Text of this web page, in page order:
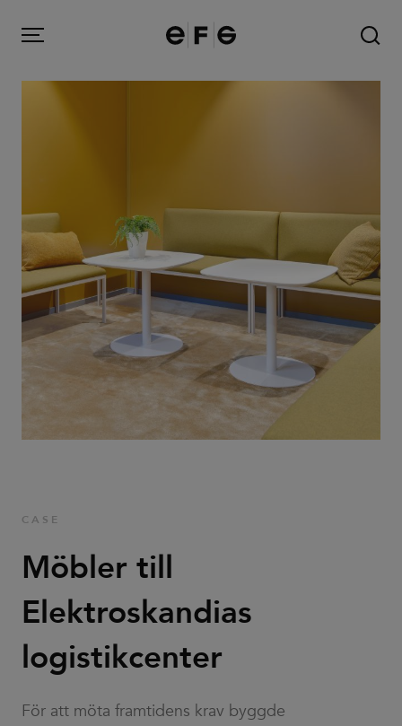
EFG
Menu
Inspiration
Om oss
Kontakt
Image Bank
CASE
Möbler till
Elektroskandias
logistikcenter
För att möta framtidens krav byggde